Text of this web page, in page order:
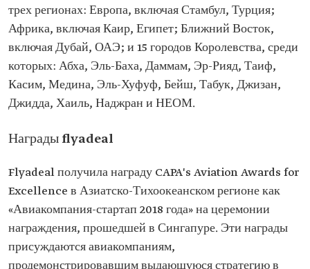
трех регионах: Европа, включая Стамбул, Турция;
Африка, включая Каир, Египет; Ближний Восток,
включая Дубай, ОАЭ; и 15 городов Королевства, среди
которых: Абха, Эль-Баха‏, Даммам, ‏Эр-Рияд, Таиф,
Джидда‏, Хаиль‏, Наджран‏ и ‏НЕОМ‏.
Награды flyadeal
Flyadeal получила награду CAPA's Aviation Awards for
Excellence в Азиатско-Тихоокеанском регионе как
«Авиакомпания-стартап 2018 года» на церемонии
награждения, прошедшей в Сингапуре. Эти награды
присуждаются авиакомпаниям,
продемонстрировавшим выдающуюся стратегию в